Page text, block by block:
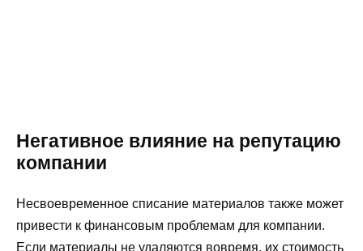
Негативное влияние на репутацию
компании
Несвоевременное списание материалов также может
привести к финансовым проблемам для компании.
Если материалы не удаляются вовремя, их стоимость